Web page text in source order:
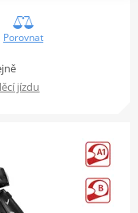
Porovnat
jízdu